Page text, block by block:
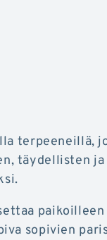
terpeeneillä,
täydellisten
sopivien